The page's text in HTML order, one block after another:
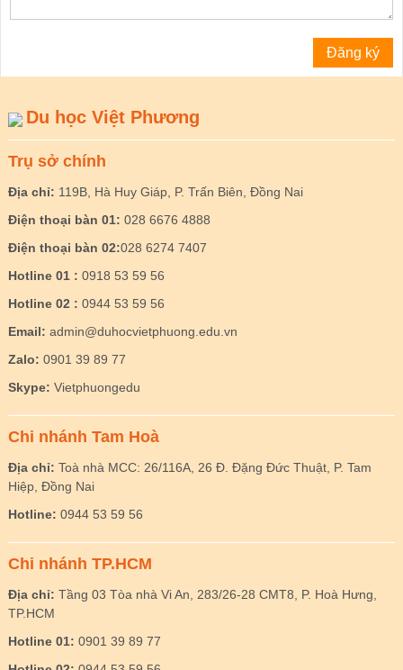
Du học Việt Phương
Trụ sở chính
Địa chỉ: 119B, Hà Huy Giáp, P. Trấn Biên, Đồng Nai
Điện thoại bàn 01: 028 6676 4888
Điện thoại bàn 02:028 6274 7407
Hotline 01 : 0918 53 59 56
Hotline 02 : 0944 53 59 56
Email: admin@duhocvietphuong.edu.vn
Zalo: 0901 39 89 77
Skype: Vietphuongedu
Chi nhánh Tam Hoà
Địa chỉ: Toà nhà MCC: 26/116A, 26 Đ. Đặng Đức Thuật, P. Tam
Hiệp, Đồng Nai
Hotline: 0944 53 59 56
Chi nhánh TP.HCM
Địa chỉ: Tầng 03 Tòa nhà Vi An, 283/26-28 CMT8, P. Hoà Hưng,
TP.HCM
Hotline 01: 0901 39 89 77